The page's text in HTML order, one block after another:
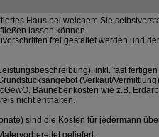
Haus bei welchem Sie
lassen können.
frei gestaltet werden und
inkl. fast
(Verkauf/
Baunebenkosten wie z.B.
nicht enthalten.
sind die Kosten für jedermann
geliefert.